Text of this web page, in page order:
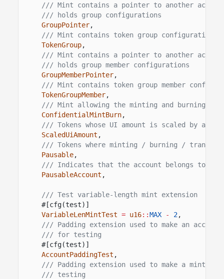
/// Mint contains a pointer to another
/// holds group configurations
GroupPointer,
/// Mint contains token group configurations
TokenGroup,
/// Mint contains a pointer to another
/// holds group member configurations
GroupMemberPointer,
/// Mint contains token group member
TokenGroupMember,
/// Mint allowing the minting and burning of
ConfidentialMintBurn,
/// Tokens whose UI amount is scaled by a
ScaledUiAmount ,
/// Tokens where minting / burning /
Pausable,
/// Indicates that the account belongs to a
PausableAccount ,
/// Test variable-length mint extension
#[cfg(test)]
VariableLenMintTest = u16::MAX - 2,
/// Padding extension used to make an
/// for testing
#[cfg(test)]
AccountPaddingTest ,
/// Padding extension used to make a mint
/// testing